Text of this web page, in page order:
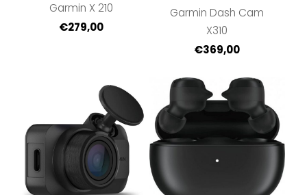
Garmin X 210
€279,00
Garmin Dash Cam
X310
€369,00